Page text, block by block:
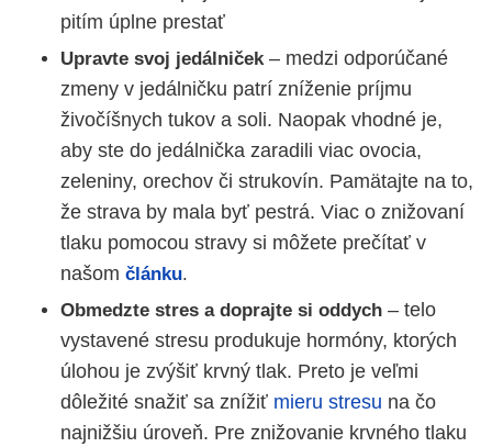
pitím úplne prestať
Upravte svoj jedálniček – medzi odporúčané
zmeny v jedálničku patrí zníženie príjmu
živočíšnych tukov a soli. Naopak vhodné je,
aby ste do jedálnička zaradili viac ovocia,
zeleniny, orechov či strukovín. Pamätajte na to,
že strava by mala byť pestrá. Viac o znižovaní
tlaku pomocou stravy si môžete prečítať v
našom článku.
Obmedzte stres a doprajte si oddych – telo
vystavené stresu produkuje hormóny, ktorých
úlohou je zvýšiť krvný tlak. Preto je veľmi
dôležité snažiť sa znížiť mieru stresu na čo
najnižšiu úroveň. Pre znižovanie krvného tlaku